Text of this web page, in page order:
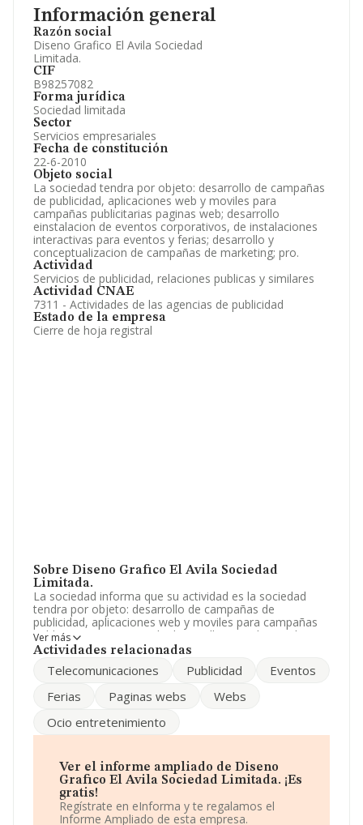
Información general
Razón social
Diseno Grafico El Avila Sociedad
Limitada.
CIF
B98257082
Forma jurídica
Sociedad limitada
Sector
Servicios empresariales
Fecha de constitución
22-6-2010
Objeto social
La sociedad tendra por objeto: desarrollo de campañas
de publicidad, aplicaciones web y moviles para
campañas publicitarias paginas web; desarrollo
einstalacion de eventos corporativos, de instalaciones
interactivas para eventos y ferias; desarrollo y
conceptualizacion de campañas de marketing; pro.
Actividad
Servicios de publicidad, relaciones publicas y similares
Actividad CNAE
7311 - Actividades de las agencias de publicidad
Estado de la empresa
Cierre de hoja registral
Sobre Diseno Grafico El Avila Sociedad
Limitada.
La sociedad informa que su actividad es la sociedad
tendra por objeto: desarrollo de campañas de
publicidad, aplicaciones web y moviles para campañas
publicitarias paginas web; desarrollo einstalacion de
eventos corporativos, de instalaciones interactivas para
campañas de marketing; pro. La empresa es una
código 'Agencias de publicidad'. La empresa no tiene
Ha habido un descenso en cuanto al número de
INFORMA, ha tenido un número de empleados por
debajo de la media de sector.
La sociedad españolaDiseno Grafico El Avila
Sociedad Limitada, B98257082, está situada en
Ver más
Actividades relacionadas
Telecomunicaciones Publicidad
Eventos
Ferias
Paginas webs
Webs
Ocio entretenimiento
Ver el informe ampliado de Diseno
Grafico El Avila Sociedad Limitada. ¡Es
gratis!
Regístrate en eInforma y te regalamos el
Informe Ampliado de esta empresa.
Información oficial y registral complementaria.